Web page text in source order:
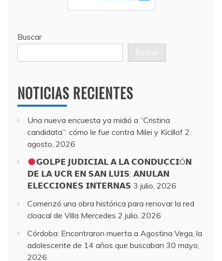
Buscar
Buscar
NOTICIAS RECIENTES
Una nueva encuesta ya midió a “Cristina
candidata”: cómo le fue contra Milei y Kicillof 2
agosto, 2026
𝗚𝗢𝗟𝗣𝗘 𝗝𝗨𝗗𝗜𝗖𝗜𝗔𝗟 𝗔 𝗟𝗔 𝗖𝗢𝗡𝗗𝗨𝗖𝗖𝗜Ó𝗡
𝗗𝗘 𝗟𝗔 𝗨𝗖𝗥 𝗘𝗡 𝗦𝗔𝗡 𝗟𝗨𝗜𝗦: 𝗔𝗡𝗨𝗟𝗔𝗡
𝗘𝗟𝗘𝗖𝗖𝗜𝗢𝗡𝗘𝗦 𝗜𝗡𝗧𝗘𝗥𝗡𝗔𝗦 3 julio, 2026
Comenzó una obra histórica para renovar la red
cloacal de Villa Mercedes 2 julio, 2026
Córdoba: Encontraron muerta a Agostina Vega, la
adolescente de 14 años que buscaban 30 mayo,
2026